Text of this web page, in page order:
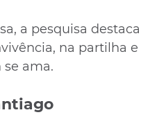
a pesquisa
na partilha
ama.